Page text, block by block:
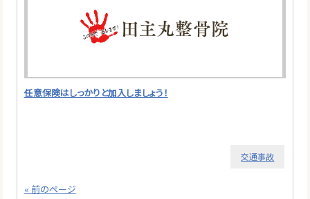
任意保険はしっかりと加入しましょう！
交通事故
« 前のページ